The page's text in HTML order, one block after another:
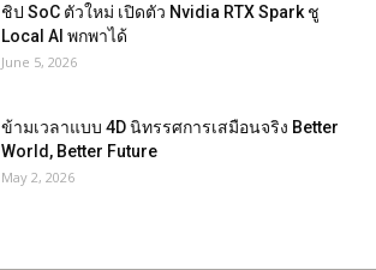
ชิป SoC ตัวใหม่ เปิดตัว Nvidia RTX Spark ชู
Local AI พกพาได้
June 5, 2026
ข้ามเวลาแบบ 4D นิทรรศการเสมือนจริง Better
World, Better Future
May 2, 2026